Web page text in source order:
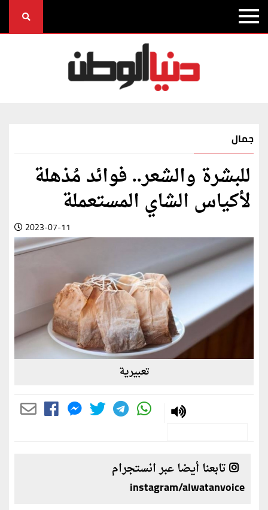
جمال
للبشرة والشعر.. فوائد مُذهلة
لأكياس الشاي المستعملة
2023-07-11
تعبيرية
تابعنا أيضا عبر انستجرام
instagram/alwatanvoice